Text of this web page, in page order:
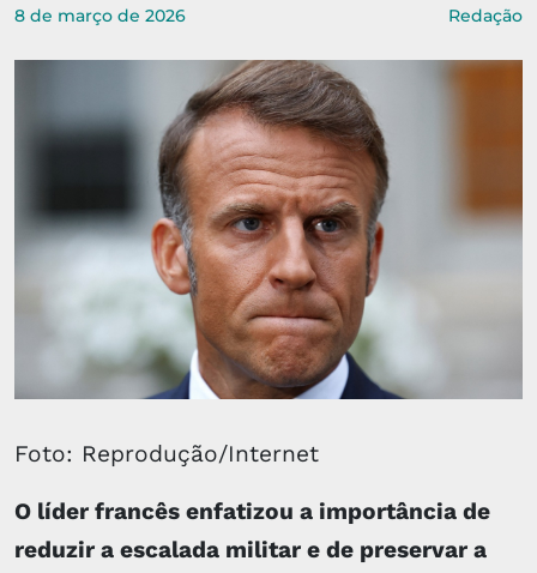
8 de março de 2026 Redação
Foto: Reprodução/Internet
O líder francês enfatizou a importância de
reduzir a escalada militar e de preservar a